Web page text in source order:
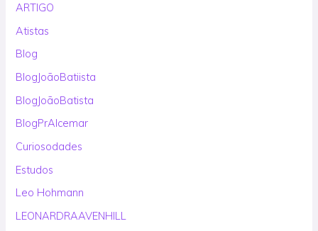
ARTIGO
Atistas
Blog
BlogJoãoBatiista
BlogJoãoBatista
BlogPrAlcemar
Curiosodades
Estudos
Leo Hohmann
LEONARDRAAVENHILL